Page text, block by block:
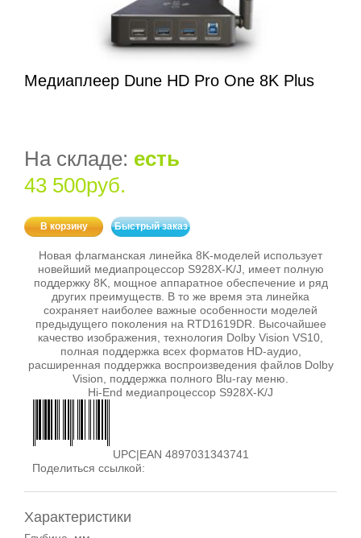
Медиаплеер Dune HD Pro One 8K Plus
На складе: есть
43 500руб.
В корзину Быстрый заказ
Новая флагманская линейка 8K-моделей использует
новейший медиапроцессор S928X-K/J, имеет полную
поддержку 8K, мощное аппаратное обеспечение и ряд
других преимуществ. В то же время эта линейка
сохраняет наиболее важные особенности моделей
предыдущего поколения на RTD1619DR. Высочайшее
качество изображения, технология Dolby Vision VS10,
полная поддержка всех форматов HD-аудио,
расширенная поддержка воспроизведения файлов Dolby
Vision, поддержка полного Blu-ray меню.
Hi-End медиапроцессор S928X-K/J
UPC|EAN 4897031343741
Поделиться ссылкой:
Характеристики